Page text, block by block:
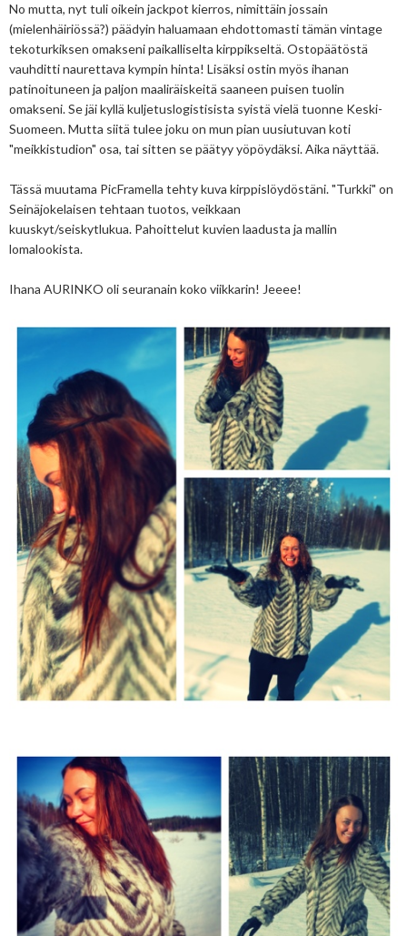
No mutta, nyt tuli oikein jackpot kierros, nimittäin jossain
(mielenhäiriössä?) päädyin haluamaan ehdottomasti tämän vintage
tekoturkiksen omakseni paikalliselta kirppikseltä. Ostopäätöstä
vauhditti naurettava kympin hinta! Lisäksi ostin myös ihanan
patinoituneen ja paljon maaliräiskeitä saaneen puisen tuolin
omakseni. Se jäi kyllä kuljetuslogistisista syistä vielä tuonne Keski-
Suomeen. Mutta siitä tulee joku on mun pian uusiutuvan koti
"meikkistudion" osa, tai sitten se päätyy yöpöydäksi. Aika näyttää.
Tässä muutama PicFramella tehty kuva kirppislöydöstäni. "Turkki" on
Seinäjokelaisen tehtaan tuotos, veikkaan
kuuskyt/seiskytlukua. Pahoittelut kuvien laadusta ja mallin
lomalookista.
Ihana AURINKO oli seuranain koko viikkarin! Jeeee!